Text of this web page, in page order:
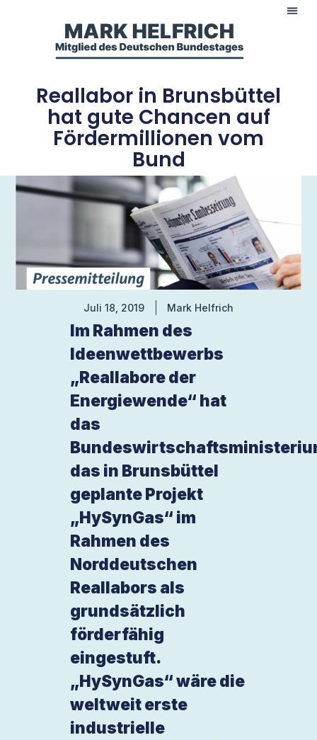
Reallabor in Brunsbüttel
hat gute Chancen auf
Fördermillionen vom
Bund
Juli 18, 2019 Mark Helfrich
Im Rahmen des
Ideenwettbewerbs
„Reallabore der
Energiewende“ hat
das
das in Brunsbüttel
geplante Projekt
„HySynGas“ im
Rahmen des
Norddeutschen
Reallabors als
grundsätzlich
förderfähig
eingestuft.
„HySynGas“ wäre die
weltweit erste
industrielle